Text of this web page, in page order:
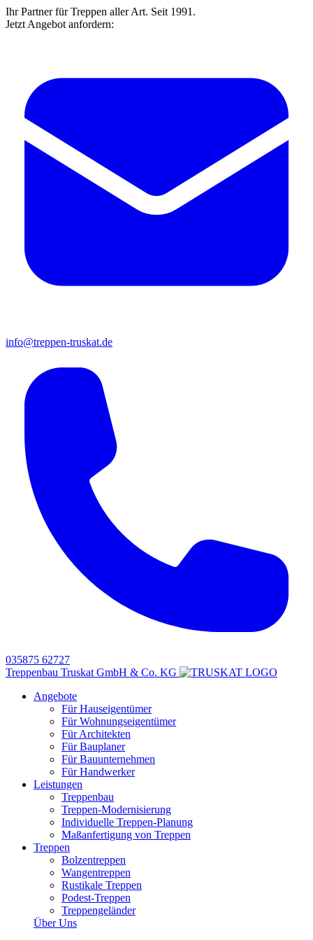
Ihr Partner für Treppen aller Art. Seit 1991.
Jetzt Angebot anfordern:
info@treppen-truskat.de
035875 62727
Treppenbau Truskat GmbH & Co. KG
Angebote
Für Hauseigentümer
Für Wohnungseigentümer
Für Architekten
Für Bauplaner
Für Bauunternehmen
Für Handwerker
Leistungen
Treppenbau
Treppen-Modernisierung
Individuelle Treppen-Planung
Maßanfertigung von Treppen
Treppen
Bolzentreppen
Wangentreppen
Rustikale Treppen
Podest-Treppen
Treppengeländer
Über Uns